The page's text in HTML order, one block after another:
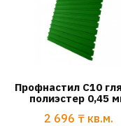
Профнастил С10
полиэстер 0,45
2 696 ₸ кв.м.